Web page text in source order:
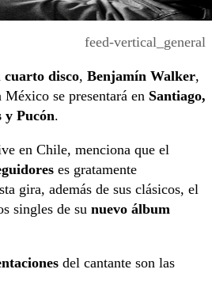
feed-vertical_general
cuarto disco, Benjamín Walker,
se presentará en Santiago,
y Pucón.
en Chile, menciona que el
es gratamente
gira, además de sus clásicos, el
singles de su nuevo álbum
del cantante son las